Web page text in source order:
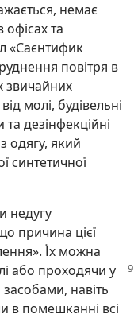
немає
та
«Саєнтифик
повітря в
молі, будівельні
дезінфекційні
одягу, який
синтетичної
недугу
причина цієї
Їх можна
або проходячи у
навіть
в помешканні всі